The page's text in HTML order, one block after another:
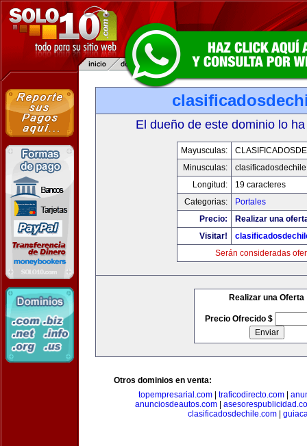
El dueño de este dominio lo
Mayusculas:
Minusculas:
Longitud:
19 caracteres
Categorias:
Portales
Precio:
Realizar una
Visitar!
Serán consideradas
Realizar una Oferta
Precio Ofrecido $
Otros dominios en venta:
topempresarial.com
traficodirecto.com
anunciosdeautos.com|
clasificadosdechile.com|